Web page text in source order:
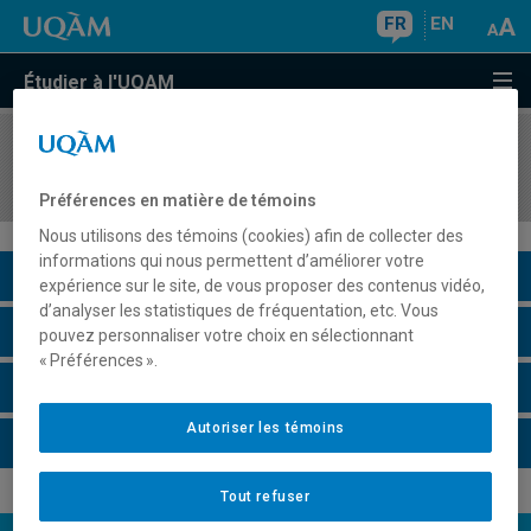
FR EN
Étudier à l'UQAM
COURS//
Description du cours
Horaire - Été 2026
Préférences en matière de témoins
Nous utilisons des témoins (cookies) afin de collecter des
informations qui nous permettent d’améliorer votre
expérience sur le site, de vous proposer des contenus vidéo,
d’analyser les statistiques de fréquentation, etc. Vous
pouvez personnaliser votre choix en sélectionnant
« Préférences ».
Tout refuser
Autoriser les témoins